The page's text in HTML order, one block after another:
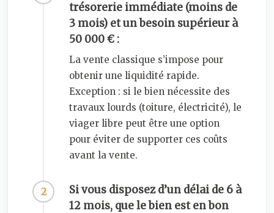
trésorerie immédiate (moins de
3 mois) et un besoin supérieur à
50 000 € :
La vente classique s’impose pour
obtenir une liquidité rapide.
Exception : si le bien nécessite des
travaux lourds (toiture, électricité), le
viager libre peut être une option
pour éviter de supporter ces coûts
avant la vente.
Si vous disposez d’un délai de 6 à
12 mois, que le bien est en bon